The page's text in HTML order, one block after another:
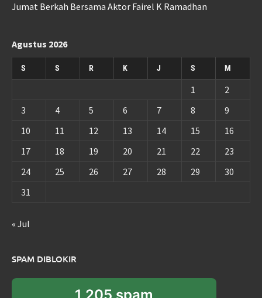
Jumat Berkah Bersama Aktor Fairel K Ramadhan
Agustus 2026
S S R K J S M
1
2
3
4 5 6 7 8
9
10
11 12 13 14 15
16
17
18 19 20 21 22
23
24
25 26 27 28 29
30
31
« Jul
SPAM DIBLOKIR